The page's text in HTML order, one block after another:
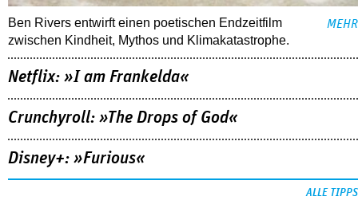
Ben Rivers entwirft einen poetischen Endzeitfilm
zwischen Kindheit, Mythos und Klimakatastrophe.
MEHR
Netflix: »I am Frankelda«
Crunchyroll: »The Drops of God«
Disney+: »Furious«
ALLE TIPPS